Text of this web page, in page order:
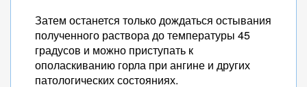
Затем останется только дождаться остывания
полученного раствора до температуры 45
градусов и можно приступать к
ополаскиванию горла при ангине и других
патологических состояниях.